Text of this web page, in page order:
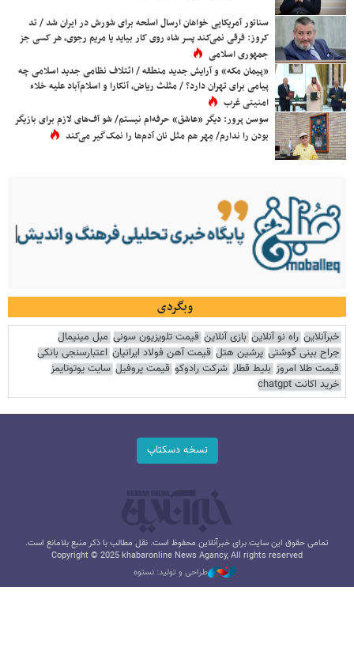
سناتور آمریکایی خواهان ارسال اسلحه برای شورش در ایران شد / تد
کروز: فرقی نمی‌کند پسر شاه روی کار بیاید یا مریم رجوی، هر کسی جز
جمهوری اسلامی
«پیمان مکه» و آرایش جدید منطقه / ائتلاف نظامی جدید اسلامی چه
پیامی برای تهران دارد؟ / مثلث ریاض، آنکارا و اسلام‌آباد علیه خلاء
امنیتی غرب
سوسن پرور: دیگر «عاشق» حرفه‌ام نیستم/ شو آف‌های لازم برای بازیگر
بودن را ندارم/ مِهر هم مثل نان آدم‌ها را نمک‌گیر می‌کند
وبگردی
خبرآنلاین راه نو آنلاین بازی آنلاین قیمت تلویزیون سونی مبل مینیمال
جراح بینی گوشتی پرشین هتل قیمت آهن فولاد ایرانیان اعتبارسنجی بانکی
قیمت طلا امروز بلیط قطار شرکت رادوکو قیمت پروفیل سایت یوتوتایمز
خرید اکانت chatgpt
نسخه دسکتاپ
تمامی حقوق این سایت برای خبرآنلاین محفوظ است. نقل مطالب با ذکر منبع بلامانع است.
Copyright © 2025 khabaronline News Agancy, All rights reserved
طراحی و تولید: نستوه